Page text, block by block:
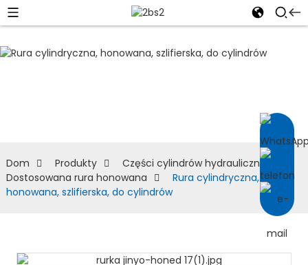
Dom Produkty
Części cylindrów hydraulicznych
Dostosowana rura honowana
Rura cylindryczna,
honowana, szlifierska, do cylindrów